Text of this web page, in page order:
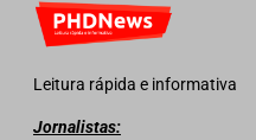
Leitura rápida e informativa
Jornalistas: